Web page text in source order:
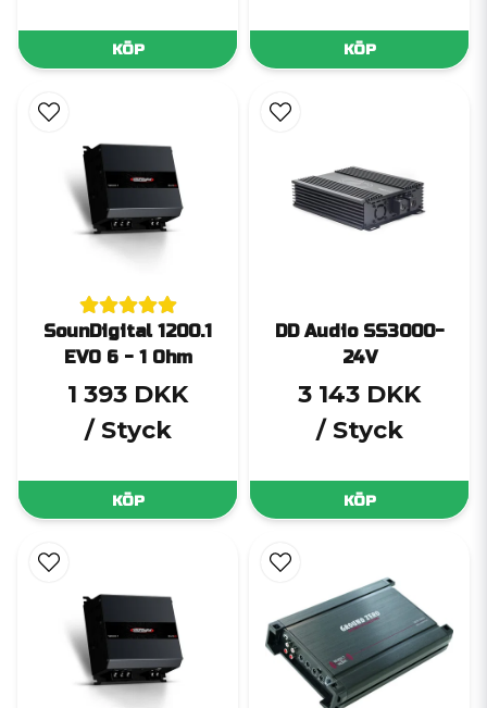
KÖP KÖP
SounDigital 1200.1
EVO 6 - 1 Ohm
1 393 DKK
/ Styck
KÖP
DD Audio SS3000-
24V
3 143 DKK
/ Styck
KÖP